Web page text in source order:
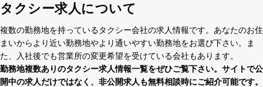
タクシー求人について
複数の勤務地を持っているタクシー会社の求⼈情報です。あなたのお住
まいからより近い勤務地やより通いやすい勤務地をお選び下さい。ま
た、⼊社後でも営業所の変更希望を受けている会社もあります。
勤務地複数ありのタクシー求⼈情報⼀覧をぜひご覧下さい。サイトで公
開中の求⼈だけではなく、⾮公開求⼈も無料相談時にご紹介可能です。